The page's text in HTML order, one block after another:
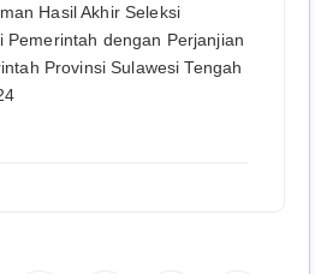
Hasil Akhir Seleksi
Pemerintah dengan Perjanjian
Provinsi Sulawesi Tengah